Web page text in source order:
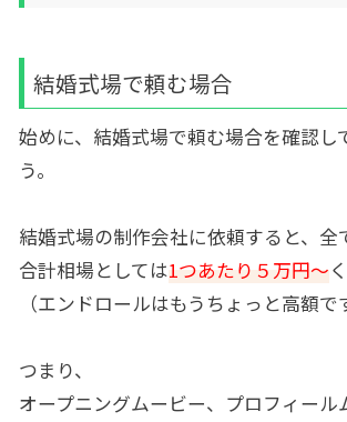
結婚式場で頼む場合
始めに、結婚式場で頼む場合を確認し
う。
結婚式場の制作会社に依頼すると、全
合計相場としては1つあたり５万円～
（エンドロールはもうちょっと高額で
つまり、
オープニングムービー、プロフィール